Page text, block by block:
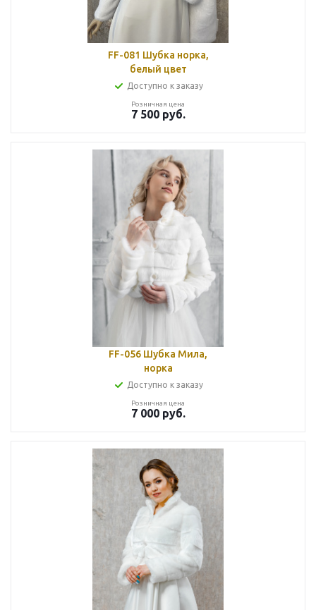
FF-081 Шубка норка,
белый цвет
Доступно к заказу
Розничная цена
7 500руб.
FF-056 Шубка Мила,
норка
Доступно к заказу
Розничная цена
7 000руб.